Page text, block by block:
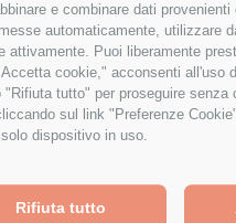
e combinare dati
automaticamente, utilizzare
Puoi liberamente
cookie," acconsenti all'uso
tutto" per proseguire senza
sul link "Preferenze
dispositivo in uso.
Rifiuta tutto
Stack Tecnologico
Vita-Lavoro
Professionale